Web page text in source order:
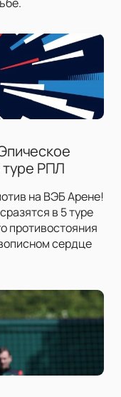
РПЛ
на ВЭБ Арене!
в 5 туре
противостояния
сердце